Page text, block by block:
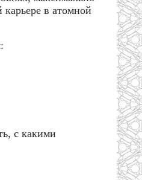
в атомной
с какими